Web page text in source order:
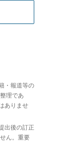
・報道等の
理であ
ありませ
出後の訂正
ん。重要